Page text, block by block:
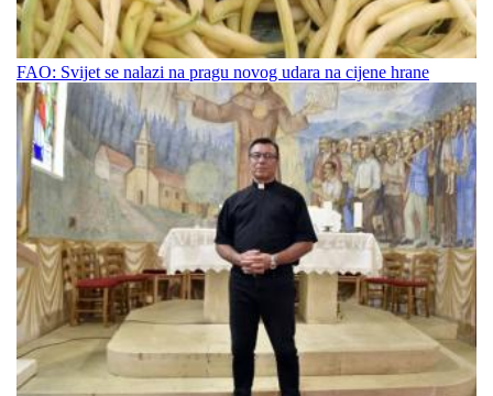
FAO: Svijet se nalazi na pragu novog udara na cijene hrane